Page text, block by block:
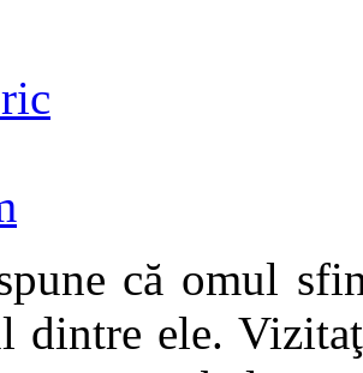
că omul
dintre ele.